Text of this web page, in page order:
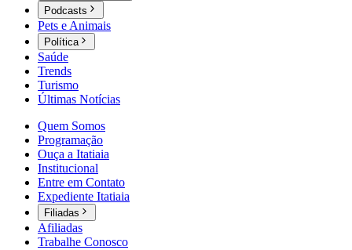
Podcasts
Pets e Animais
Política
Saúde
Trends
Turismo
Últimas Notícias
Quem Somos
Programação
Ouça a Itatiaia
Institucional
Entre em Contato
Expediente Itatiaia
Filiadas
Afiliadas
Trabalhe Conosco